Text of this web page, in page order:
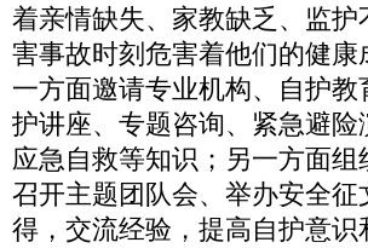
着亲情缺失、家教缺乏、监
害事故时刻危害着他们的健
一方面邀请专业机构、自护
护讲座、专题咨询、紧急避
应急自救等知识；另一方面
召开主题团队会、举办安全
得，交流经验，提高自护意